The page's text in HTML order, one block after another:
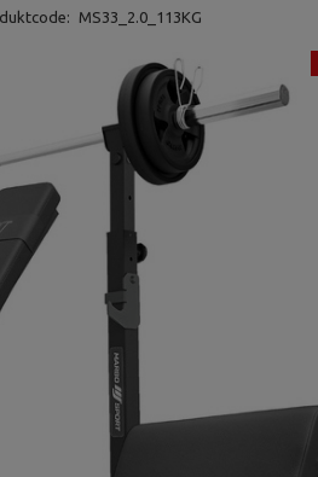
MS33_2.0_113KG